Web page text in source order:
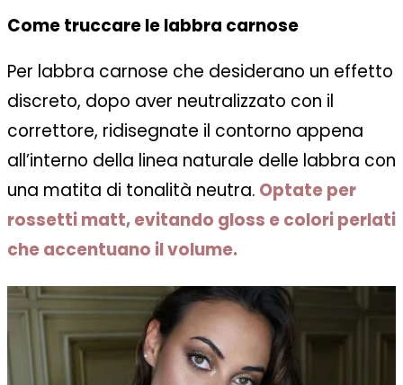
Come truccare le labbra carnose
Per labbra carnose che desiderano un effetto
discreto, dopo aver neutralizzato con il
correttore, ridisegnate il contorno appena
all’interno della linea naturale delle labbra con
una matita di tonalità neutra. Optate per
rossetti matt, evitando gloss e colori perlati
che accentuano il volume.